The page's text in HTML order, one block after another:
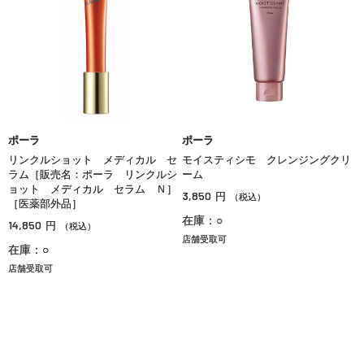
ポーラ
リンクルショット メディカル セ
ラム［販売名：ポーラ リンクルシ
ョット メディカル セラム Ｎ］
［医薬部外品］
14,850 円 （税込）
在庫：○
店舗受取可
ポーラ
モイスティシモ クレンジングクリ
ーム
3,850 円 （税込）
在庫：○
店舗受取可